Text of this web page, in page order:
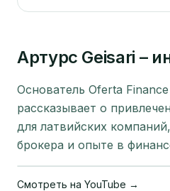
Артурс Geisari –
Основатель Oferta
рассказывает о
для латвийских
брокера и опыте в
Смотреть на YouTube →